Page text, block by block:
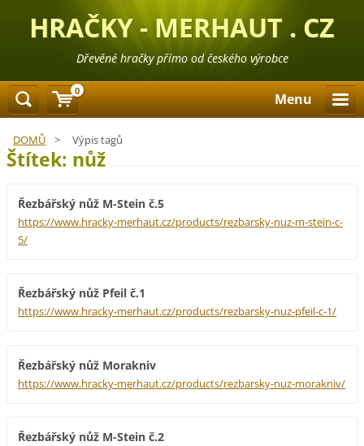
HRAČKY - MERHAUT . CZ
Dřevěné hračky přímo od českého výrobce
Menu
DOMŮ > Výpis tagů
Štítek: nůž
Řezbářský nůž M-Stein č.5
https://www.hracky-merhaut.cz/products/rezbarsky-nuz-m-stein-c-
5/
Řezbářský nůž Pfeil č.1
https://www.hracky-merhaut.cz/products/rezbarsky-nuz-pfeil-c-1/
Řezbářský nůž Morakniv
https://www.hracky-merhaut.cz/products/rezbarsky-nuz-morakniv/
Řezbářský nůž M-Stein č.2
0